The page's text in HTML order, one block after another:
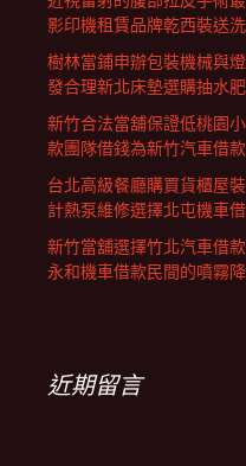
影印機租賃品牌乾西裝送洗
樹林當鋪申辦包裝機械與
發合理新北床墊選購抽水肥
新竹合法當舖保證低桃園
款團隊借錢為新竹汽車借款
台北高級餐廳購買貨櫃屋
計熱泵維修選擇北屯機車
新竹當舖選擇竹北汽車借
永和機車借款民間的噴霧
近期留言